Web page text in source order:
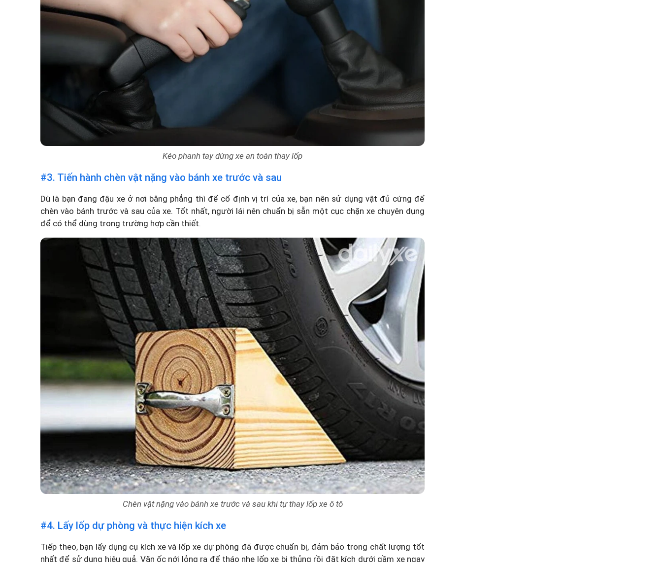
Kéo phanh tay dừng xe an toàn thay lốp
#3. Tiến hành chèn vật nặng vào bánh xe trước và sau
Dù là bạn đang đậu xe ở nơi bằng phẳng thì để cố định vị trí của xe, bạn nên sử dụng vật đủ cứng để
chèn vào bánh trước và sau của xe. Tốt nhất, người lái nên chuẩn bị sẵn một cục chặn xe chuyên dụng
để có thể dùng trong trường hợp cần thiết.
Chèn vật nặng vào bánh xe trước và sau khi tự thay lốp xe ô tô
#4. Lấy lốp dự phòng và thực hiện kích xe
Tiếp theo, bạn lấy dụng cụ kích xe và lốp xe dự phòng đã được chuẩn bị, đảm bảo trong chất lượng tốt
nhất để sử dụng hiệu quả. Vặn ốc nới lỏng ra để tháo nhẹ lốp xe bị thủng rồi đặt kích dưới gầm xe ngay